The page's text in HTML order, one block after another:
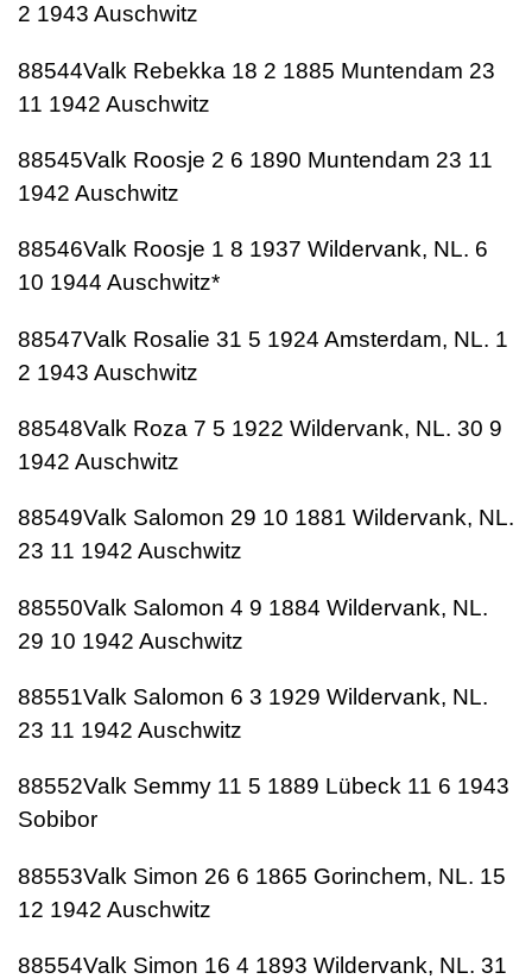
2 1943 Auschwitz
88544Valk Rebekka 18 2 1885 Muntendam 23
11 1942 Auschwitz
88545Valk Roosje 2 6 1890 Muntendam 23 11
1942 Auschwitz
88546Valk Roosje 1 8 1937 Wildervank, NL. 6
10 1944 Auschwitz*
88547Valk Rosalie 31 5 1924 Amsterdam, NL. 1
2 1943 Auschwitz
88548Valk Roza 7 5 1922 Wildervank, NL. 30 9
1942 Auschwitz
88549Valk Salomon 29 10 1881 Wildervank, NL.
23 11 1942 Auschwitz
88550Valk Salomon 4 9 1884 Wildervank, NL.
29 10 1942 Auschwitz
88551Valk Salomon 6 3 1929 Wildervank, NL.
23 11 1942 Auschwitz
88552Valk Semmy 11 5 1889 Lübeck 11 6 1943
Sobibor
88553Valk Simon 26 6 1865 Gorinchem, NL. 15
12 1942 Auschwitz
88554Valk Simon 16 4 1893 Wildervank, NL. 31